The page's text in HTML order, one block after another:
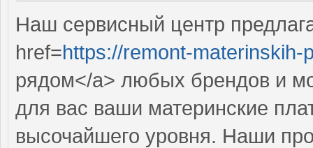
Наш сервисный центр
href=https://remont-materinskih-
рядом</a> любых брендов и
для вас ваши материнские
высочайшего уровня. Наши